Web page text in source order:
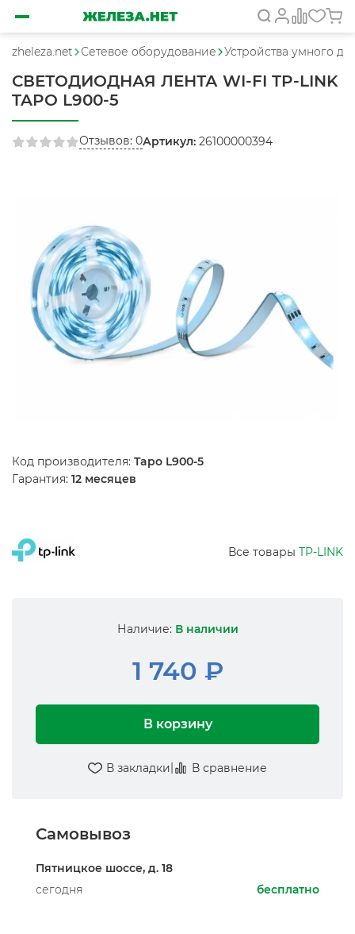
zheleza.net Сетевое оборудование Устройства умного
СВЕТОДИОДНАЯ ЛЕНТА WI-FI TP-LINK
TAPO L900-5
Отзывов: 0Артикул: 26100000394
Код производителя: Tapo L900-5
Гарантия: 12 месяцев
Все товары TP-LINK
Наличие: В наличии
1 740 ₽
В корзину
В закладки| В сравнение
Самовывоз
Пятницкое шоссе, д. 18
сегодня
бесплатно